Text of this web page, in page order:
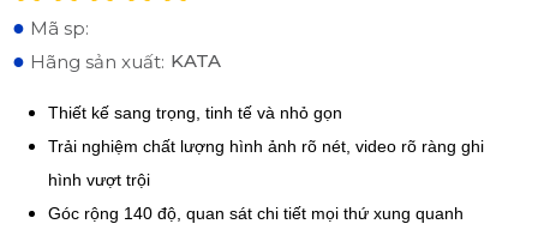
● Mã sp:
● Hãng sản xuất: KATA
Thiết kế sang trọng, tinh tế và nhỏ gọn
Trải nghiệm chất lượng hình ảnh rõ nét, video rõ ràng ghi
hình vượt trội
Góc rộng 140 độ, quan sát chi tiết mọi thứ xung quanh